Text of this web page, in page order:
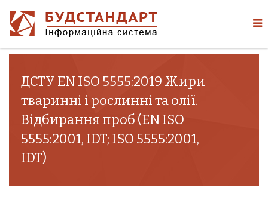
ДСТУ EN ISO 5555:2019 Жири
тваринні і рослинні та олії.
Відбирання проб (EN ISO
5555:2001, IDT; ISO 5555:2001,
IDT)